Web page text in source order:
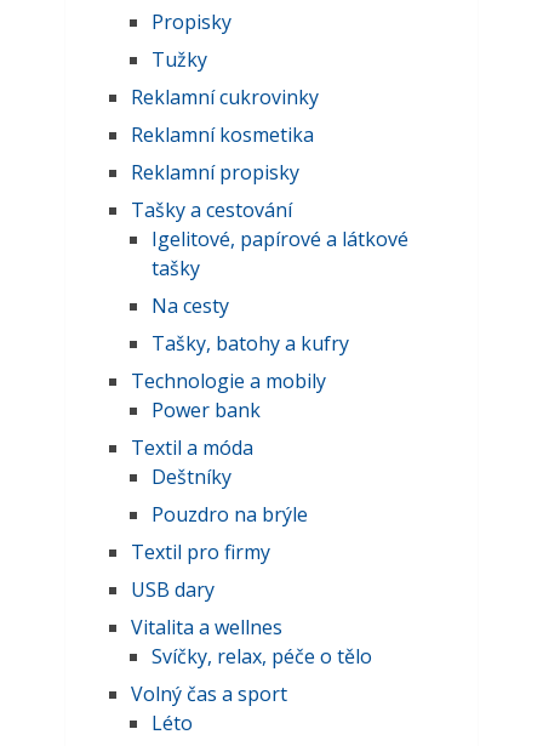
Propisky
Tužky
Reklamní cukrovinky
Reklamní kosmetika
Reklamní propisky
Tašky a cestování
Igelitové, papírové a látkové
tašky
Na cesty
Tašky, batohy a kufry
Technologie a mobily
Power bank
Textil a móda
Deštníky
Pouzdro na brýle
Textil pro firmy
USB dary
Vitalita a wellnes
Svíčky, relax, péče o tělo
Volný čas a sport
Léto